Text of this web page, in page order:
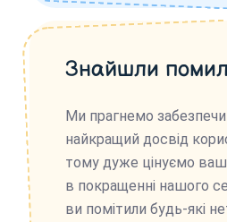
Знайшли
Ми прагнемо
найкращий досвід
тому дуже цінуємо
в покращенні нашого
ви помітили будь-які